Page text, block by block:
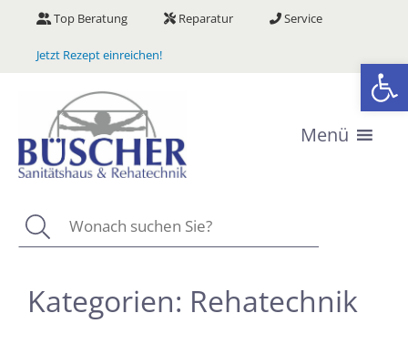
springen
Top Beratung Reparatur Service
Jetzt Rezept einreichen!
Menü
Suchen
Kategorien: Rehatechnik